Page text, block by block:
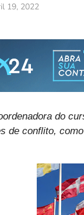
19, 2022
do
de conflito,